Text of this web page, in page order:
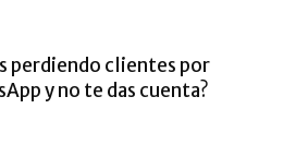
perdiendo clientes por
y no te das cuenta?